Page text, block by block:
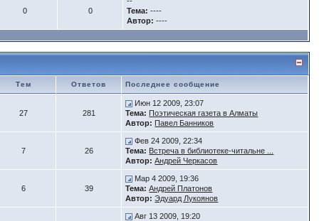
0 0
Тема: ----
Автор: ----
Тем Ответов Последнее сообщение
27 281
Июн 12 2009, 23:07
Тема: Поэтическая газета в Алматы
Автор: Павел Банников
7 26
Фев 24 2009, 22:34
Тема: Встреча в библиотеке-читальне ...
Автор: Андрей Черкасов
6 39
Мар 4 2009, 19:36
Тема: Андрей Платонов
Автор: Эдуард Лукоянов
Авг 13 2009, 19:20